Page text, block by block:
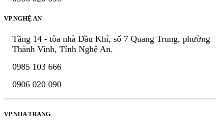
VP NGHỆ AN
Tầng 14 - tòa nhà Dầu Khí, số 7 Quang Trung, phường
Thành Vinh, Tỉnh Nghệ An.
0985 103 666
0906 020 090
VP NHA TRANG